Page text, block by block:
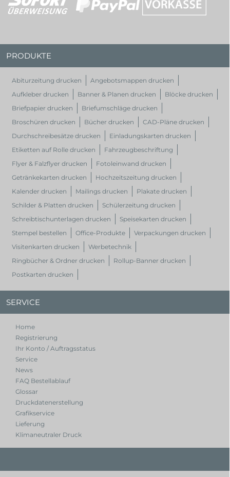
PRODUKTE
Abiturzeitung drucken
Angebotsmappen drucken
Aufkleber drucken
Banner & Planen drucken
Blöcke drucken
Briefpapier drucken
Briefumschläge drucken
Broschüren drucken
Bücher drucken
CAD-Pläne drucken
Durchschreibesätze drucken
Einladungskarten drucken
Etiketten auf Rolle drucken
Fahrzeugbeschriftung
Flyer & Falzflyer drucken
Fotoleinwand drucken
Getränkekarten drucken
Hochzeitszeitung drucken
Kalender drucken
Mailings drucken
Plakate drucken
Schilder & Platten drucken
Schülerzeitung drucken
Schreibtischunterlagen drucken
Speisekarten drucken
Stempel bestellen
Office-Produkte
Verpackungen drucken
Visitenkarten drucken
Werbetechnik
Ringbücher & Ordner drucken
Rollup-Banner drucken
Postkarten drucken
SERVICE
Home
Registrierung
Ihr Konto / Auftragsstatus
Service
News
FAQ Bestellablauf
Glossar
Druckdatenerstellung
Grafikservice
Lieferung
Klimaneutraler Druck